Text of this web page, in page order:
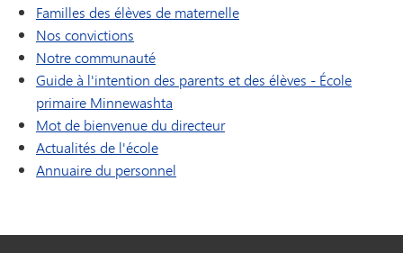
Familles des élèves de maternelle
Nos convictions
Notre communauté
Guide à l'intention des parents et des élèves - École
primaire Minnewashta
Mot de bienvenue du directeur
Actualités de l'école
Annuaire du personnel